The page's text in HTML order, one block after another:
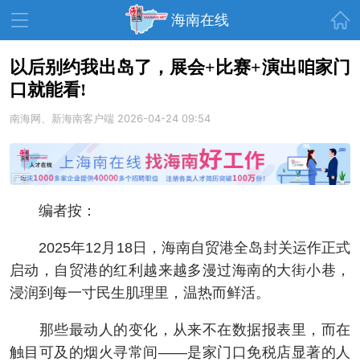
海南在线
资讯中心
教育 健康 房产
展会 走读海南 周末去哪儿
人才在线 天涯企服
以后别约我出岛了，展会+比赛+演出咱家门
口就能看!
南海网、新海南客户端 2026-04-24 09:54
编者按：
2025年12月18日，海南自贸港全岛封关运作正式
启动，自贸港的红利越来越多漫过海南的大街小巷，
浸润到每一寸民生肌理里，温热而鲜活。
那些最动人的变化，从来不在数据报表里，而在
触目可及的烟火寻常间——是家门口免税店显著的人